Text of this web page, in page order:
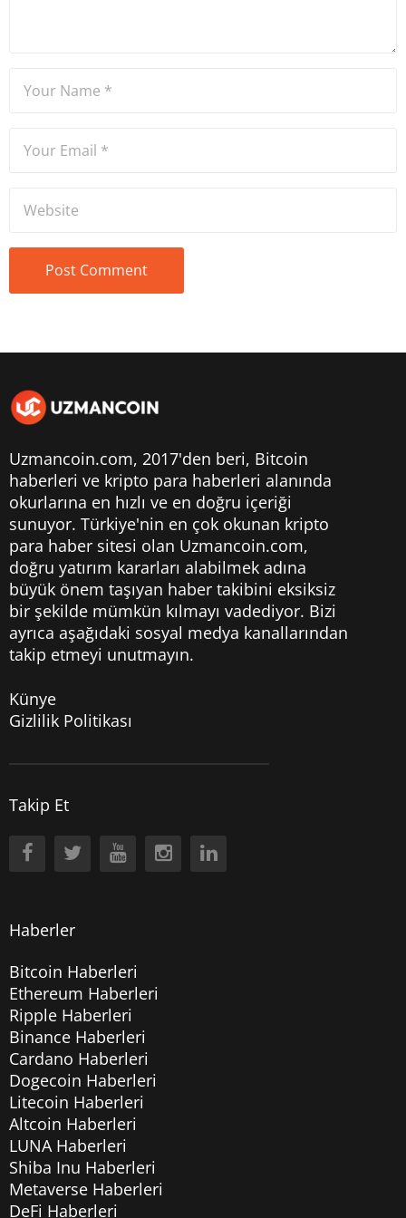
Uzmancoin.com, 2017'den beri, Bitcoin
haberleri ve kripto para haberleri alanında
okurlarına en hızlı ve en doğru içeriği
sunuyor. Türkiye'nin en çok okunan kripto
para haber sitesi olan Uzmancoin.com,
doğru yatırım kararları alabilmek adına
büyük önem taşıyan haber takibini eksiksiz
bir şekilde mümkün kılmayı vadediyor. Bizi
ayrıca aşağıdaki sosyal medya kanallarından
takip etmeyi unutmayın.
Künye
Gizlilik Politikası
Takip Et
Haberler
Bitcoin Haberleri
Ethereum Haberleri
Ripple Haberleri
Binance Haberleri
Cardano Haberleri
Dogecoin Haberleri
Litecoin Haberleri
Altcoin Haberleri
LUNA Haberleri
Shiba Inu Haberleri
Metaverse Haberleri
DeFi Haberleri